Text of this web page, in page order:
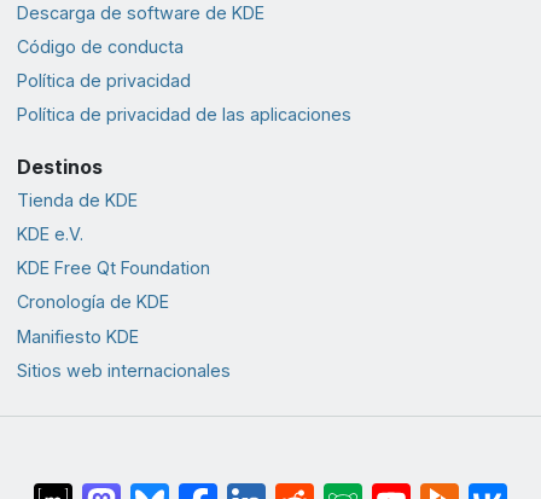
Descarga de software de KDE
Código de conducta
Política de privacidad
Política de privacidad de las aplicaciones
Destinos
Tienda de KDE
KDE e.V.
KDE Free Qt Foundation
Cronología de KDE
Manifiesto KDE
Sitios web internacionales